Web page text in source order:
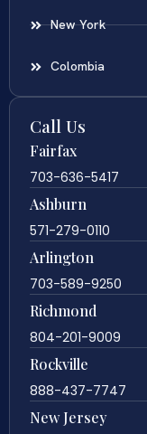
New York
Colombia
Call Us
Fairfax
703-636-5417
Ashburn
571-279-0110
Arlington
703-589-9250
Richmond
804-201-9009
Rockville
888-437-7747
New Jersey